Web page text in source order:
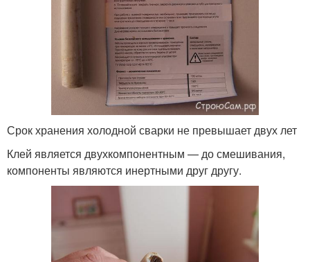
Срок хранения холодной сварки не превышает двух лет
Клей является двухкомпонентным — до смешивания,
компоненты являются инертными друг другу.